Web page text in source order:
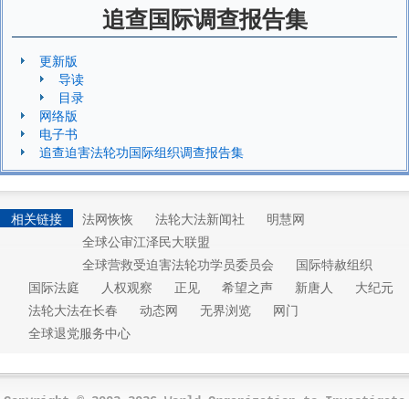
追查国际调查报告集
更新版
导读
目录
网络版
电子书
追查迫害法轮功国际组织调查报告集
相关链接 法网恢恢 法轮大法新闻社
明慧网
全球公审江泽民大联盟
全球营救受迫害法轮功学员委员会
国际特赦组织
国际法庭
人权观察 正见 希望之声 新唐人
大纪元
法轮大法在长春
动态网 无界浏览
网门
全球退党服务中心